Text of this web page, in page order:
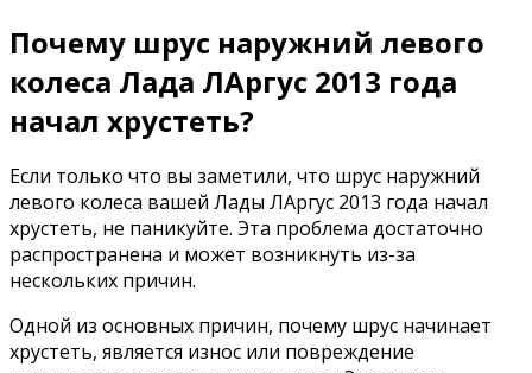
Почему шрус наружний левого
колеса Лада ЛАргус 2013 года
начал хрустеть?
Если только что вы заметили, что шрус наружний
левого колеса вашей Лады ЛАргус 2013 года начал
хрустеть, не паникуйте. Эта проблема достаточно
распространена и может возникнуть из-за
нескольких причин.
Одной из основных причин, почему шрус начинает
хрустеть, является износ или повреждение